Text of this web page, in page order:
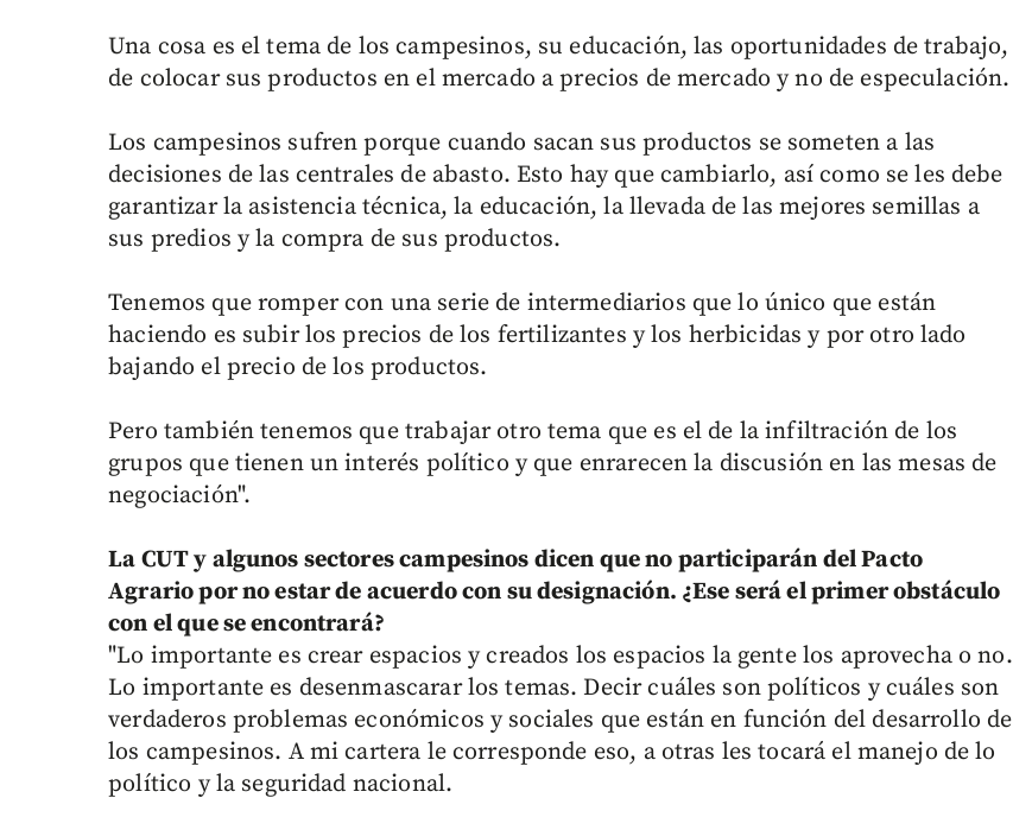
Una cosa es el tema de los campesinos, su educación, las oportunidades de trabajo,
de colocar sus productos en el mercado a precios de mercado y no de especulación.
Los campesinos sufren porque cuando sacan sus productos se someten a las
decisiones de las centrales de abasto. Esto hay que cambiarlo, así como se les debe
garantizar la asistencia técnica, la educación, la llevada de las mejores semillas a
sus predios y la compra de sus productos.
Tenemos que romper con una serie de intermediarios que lo único que están
haciendo es subir los precios de los fertilizantes y los herbicidas y por otro lado
bajando el precio de los productos.
Pero también tenemos que trabajar otro tema que es el de la infiltración de los
grupos que tienen un interés político y que enrarecen la discusión en las mesas de
negociación".
La CUT y algunos sectores campesinos dicen que no participarán del Pacto
Agrario por no estar de acuerdo con su designación. ¿Ese será el primer obstáculo
con el que se encontrará?
"Lo importante es crear espacios y creados los espacios la gente los aprovecha o no.
Lo importante es desenmascarar los temas. Decir cuáles son políticos y cuáles son
verdaderos problemas económicos y sociales que están en función del desarrollo de
los campesinos. A mi cartera le corresponde eso, a otras les tocará el manejo de lo
político y la seguridad nacional.